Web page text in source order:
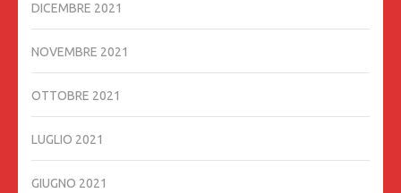
DICEMBRE 2021
NOVEMBRE 2021
OTTOBRE 2021
LUGLIO 2021
GIUGNO 2021